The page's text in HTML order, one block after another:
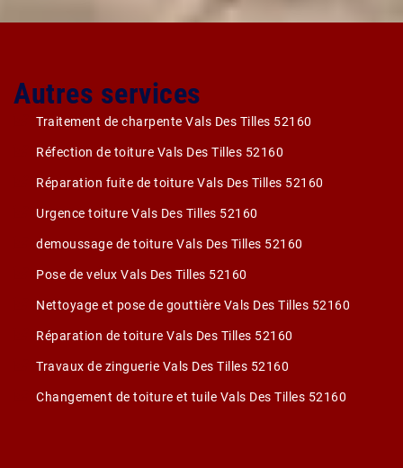
Autres services
Traitement de charpente Vals Des Tilles 52160
Réfection de toiture Vals Des Tilles 52160
Réparation fuite de toiture Vals Des Tilles 52160
Urgence toiture Vals Des Tilles 52160
demoussage de toiture Vals Des Tilles 52160
Pose de velux Vals Des Tilles 52160
Nettoyage et pose de gouttière Vals Des Tilles 52160
Réparation de toiture Vals Des Tilles 52160
Travaux de zinguerie Vals Des Tilles 52160
Changement de toiture et tuile Vals Des Tilles 52160